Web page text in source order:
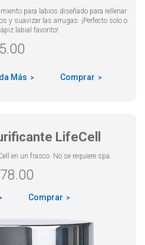
para labios diseñado para rellenar
y suavizar las arrugas. ¡Perfecto solo o
labial favorito!
Más Comprar
LifeCell
en un frasco. No se requiere spa.
78.00
Comprar